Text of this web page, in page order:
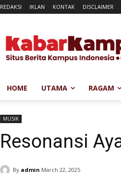
REDAKSI IKLAN KONTAK DISCLAIMER
HOME UTAMA RAGAM
MUSIK
Resonansi
By admin March 22, 2025